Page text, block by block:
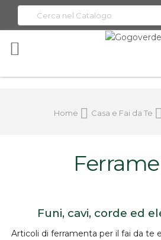
Home Casa e Fai da Te
Funi, cavi, corde ed
Articoli di ferramenta per il fai da te